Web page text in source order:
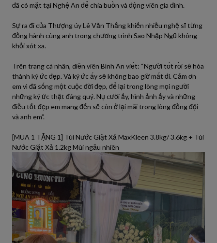
đã có mặt tại Nghệ An để chia buồn và động viên gia đình.
Sự ra đi của Thượng úy Lê Văn Thắng khiến nhiều nghệ sĩ từng
đồng hành cùng anh trong chương trình Sao Nhập Ngũ không
khỏi xót xa.
Trên trang cá nhân, diễn viên Bình An viết: “Người tốt rồi sẽ hóa
thành ký ức đẹp. Và ký ức ấy sẽ không bao giờ mất đi. Cảm ơn
em vì đã sống một cuộc đời đẹp, để lại trong lòng mọi người
những ký ức thật đáng quý. Nụ cười ấy, hình ảnh ấy và những
điều tốt đẹp em mang đến sẽ còn ở lại mãi trong lòng đồng đội
và anh em”.
[MUA 1 TẶNG 1] Túi Nước Giặt Xả MaxKleen 3.8kg/ 3.6kg + Túi
Nước Giặt Xả 1.2kg Mùi ngẫu nhiên